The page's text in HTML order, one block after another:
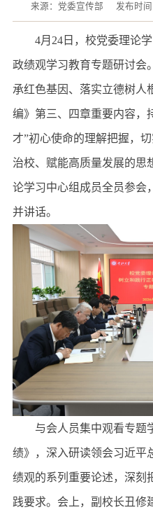
来源：党委宣传部 发布时
4月24日，校党委理论
政绩观学习教育专题研讨会
承红色基因、落实立德树人
编》第三、四章重要内容，
才”初心使命的理解把握，
治校、赋能高质量发展的思
论学习中心组成员全员参会
并讲话。
与会人员集中观看专题
绩》，深入研读领会习近平
绩观的系列重要论述，深刻
践要求。会上，副校长丑修